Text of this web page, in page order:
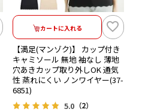
カートに入れる
【満足(マンゾク)】 カップ付き
キャミソール 無地 袖なし 薄地
穴あきカップ取り外しOK 通気
性 蒸れにくい ノンワイヤー(37-
6851)
5.0 （2）